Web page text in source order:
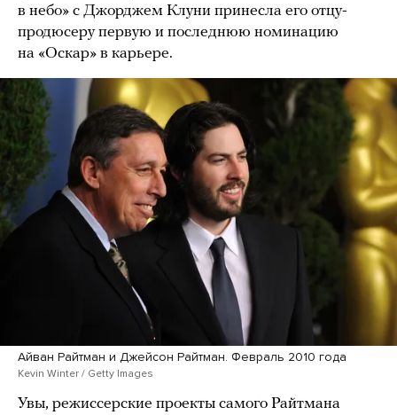
в небо» с Джорджем Клуни принесла его отцу-
продюсеру первую и последнюю номинацию
на «Оскар» в карьере.
Айван Райтман и Джейсон Райтман. Февраль 2010 года
Kevin Winter / Getty Images
Увы, режиссерские проекты самого Райтмана